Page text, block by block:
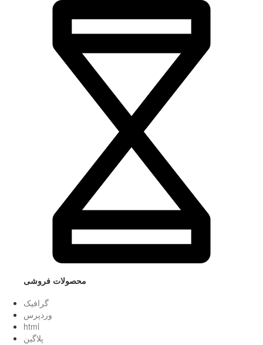
محصولات فروشی
گرافیک
وردپرس
html
پلاگین